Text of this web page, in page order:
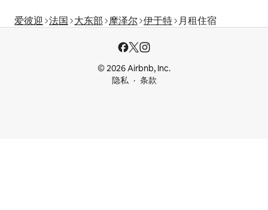
爱彼迎 法国 大东部 摩泽尔 伊于特 月租住宿
© 2026 Airbnb, Inc.
隐私
条款